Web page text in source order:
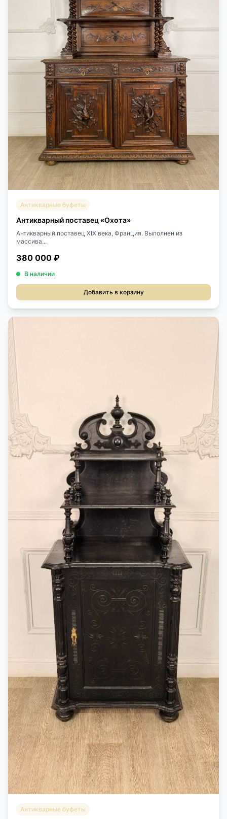
Антикварные буфеты
Антикварный поставец «Охота»
Антикварный поставец XIX века, Франция. Выполнен из
массива...
380 000 ₽
В наличии
Добавить в корзину
Антикварные буфеты